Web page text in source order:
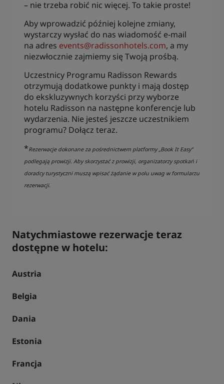
– nie trzeba robić nic więcej. To takie proste!
Aby wprowadzić później kolejne zmiany,
wystarczy wysłać do nas wiadomość e-mail
na adres events@radissonhotels.com, a my
niezwłocznie zajmiemy się Twoją prośbą.
Uczestnicy Programu Radisson Rewards
otrzymują dodatkowe punkty i mają dostęp
do ekskluzywnych korzyści przy wyborze
hotelu Radisson na następne konferencje lub
wydarzenia. Nie jesteś jeszcze uczestnikiem
programu? Dołącz teraz.
*Rezerwacje dokonane za pośrednictwem platformy „Book It Easy”
podlegają prowizji. Aby skorzystać z prowizji, organizatorzy spotkań i
doradcy turystyczni muszą wpisać żądanie w polu uwag w formularzu
rezerwacji.
Natychmiastowe rezerwacje teraz
dostępne w hotelu:
Austria
Belgia
Dania
Estonia
Francja